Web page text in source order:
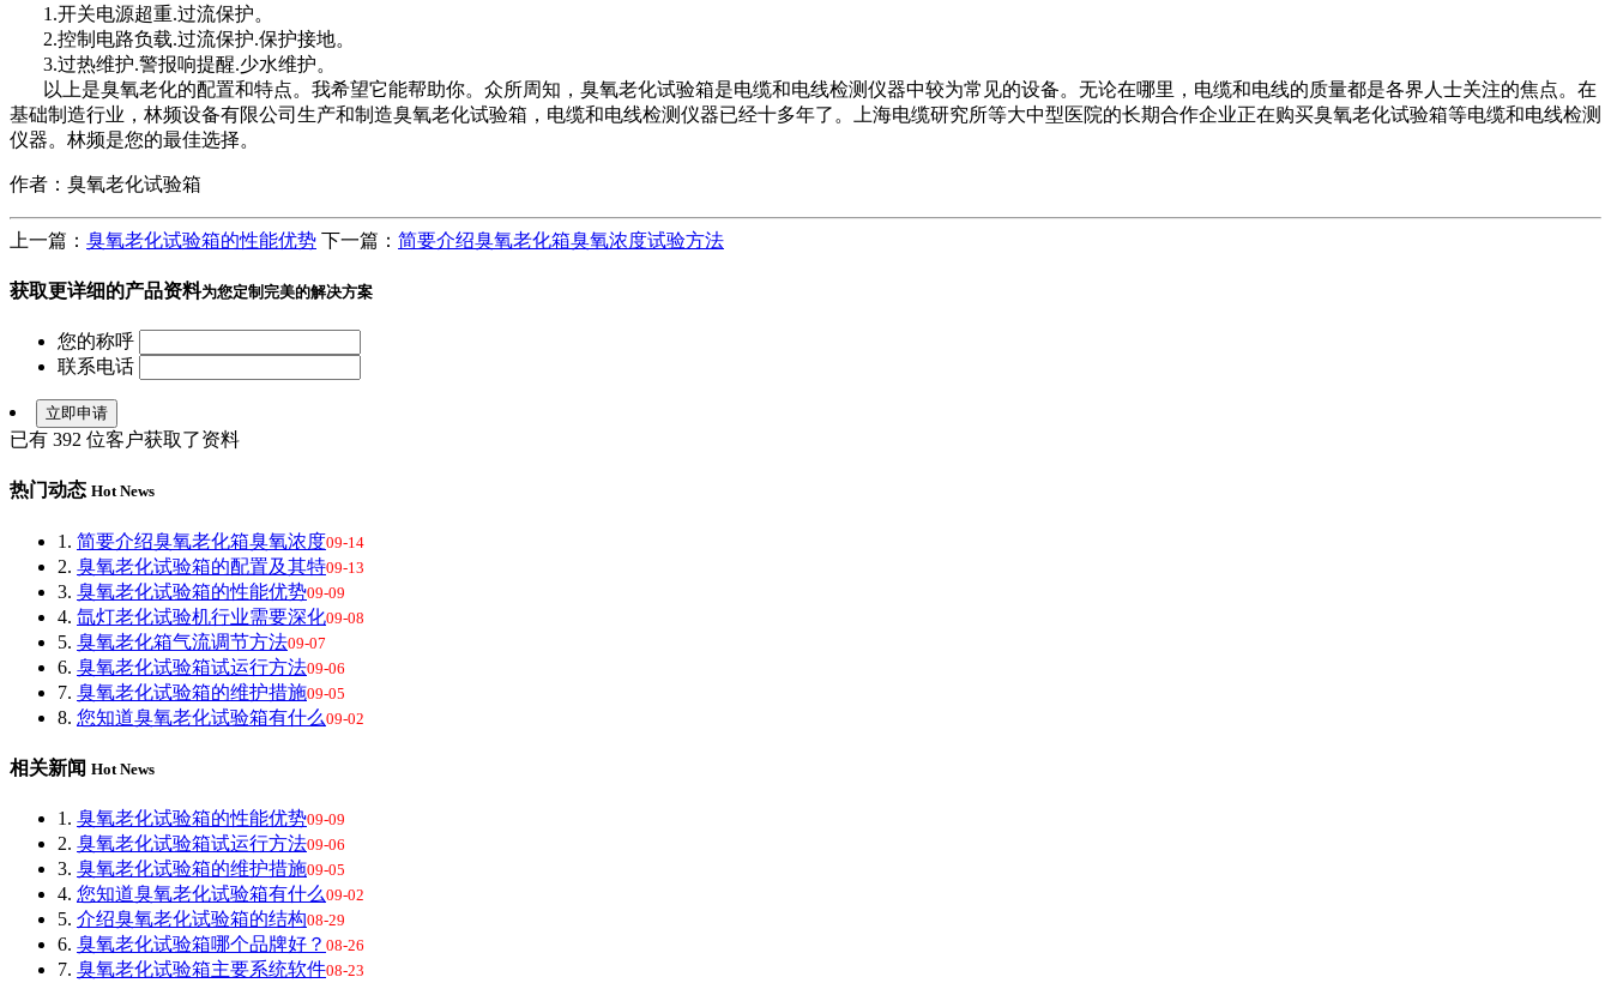
1.开关电源超重.过流保护。
2.控制电路负载.过流保护.保护接地。
3.过热维护.警报响提醒.少水维护。
以上是臭氧老化的配置和特点。我希望它能帮助你。众所周知，臭氧老化试验箱是电缆和电线检测仪器中较为常见的设备。无论在哪里，电缆和电线的质量都是各界人士关注的焦点。在
基础制造行业，林频设备有限公司生产和制造臭氧老化试验箱，电缆和电线检测仪器已经十多年了。上海电缆研究所等大中型医院的长期合作企业正在购买臭氧老化试验箱等电缆和电线检测
仪器。林频是您的最佳选择。
作者：臭氧老化试验箱
上一篇： 臭氧老化试验箱的性能优势 下一篇： 简要介绍臭氧老化箱臭氧浓度试验方法
获取更详细的产品资料为您定制完美的解决方案
您的称呼
联系电话
已有 392 位客户获取了资料
热门动态 Hot News
1. 简要介绍臭氧老化箱臭氧浓度09-14
2. 臭氧老化试验箱的配置及其特09-13
3. 臭氧老化试验箱的性能优势09-09
4. 氙灯老化试验机行业需要深化09-08
5. 臭氧老化箱气流调节方法09-07
6. 臭氧老化试验箱试运行方法09-06
7. 臭氧老化试验箱的维护措施09-05
8. 您知道臭氧老化试验箱有什么09-02
相关新闻 Hot News
1. 臭氧老化试验箱的性能优势09-09
2. 臭氧老化试验箱试运行方法09-06
3. 臭氧老化试验箱的维护措施09-05
4. 您知道臭氧老化试验箱有什么09-02
5. 介绍臭氧老化试验箱的结构08-29
6. 臭氧老化试验箱哪个品牌好？ 08-26
7. 臭氧老化试验箱主要系统软件08-23